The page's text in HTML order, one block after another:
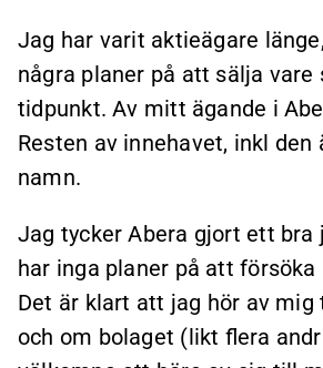
Jag har varit aktieägare
några planer på att sälja
tidpunkt. Av mitt ägande i
Resten av innehavet, inkl
namn.
Jag tycker Abera gjort ett bra
har inga planer på att
Det är klart att jag hör av
och om bolaget (likt flera